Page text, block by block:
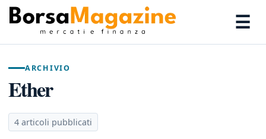
☰
ARCHIVIO
Ether
4 articoli pubblicati